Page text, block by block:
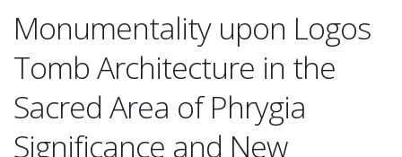
Monumentality upon Logos
Tomb Architecture in the
Sacred Area of Phrygia
Significance and New